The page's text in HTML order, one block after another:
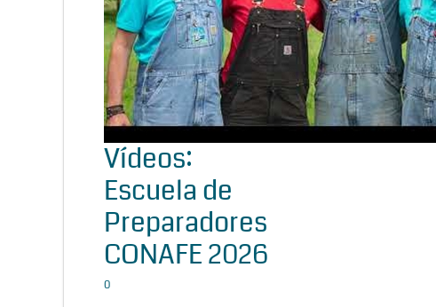
Vídeos:
Escuela de
Preparadores
CONAFE 2026
0